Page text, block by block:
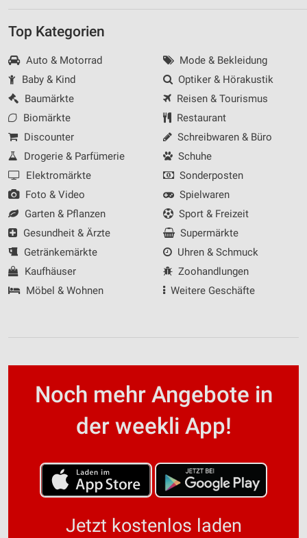
Top Kategorien
Auto & Motorrad
Baby & Kind
Baumärkte
Biomärkte
Discounter
Drogerie & Parfümerie
Elektromärkte
Foto & Video
Garten & Pflanzen
Gesundheit & Ärzte
Getränkemärkte
Kaufhäuser
Möbel & Wohnen
Mode & Bekleidung
Optiker & Hörakustik
Reisen & Tourismus
Restaurant
Schreibwaren & Büro
Schuhe
Sonderposten
Spielwaren
Sport & Freizeit
Supermärkte
Uhren & Schmuck
Zoohandlungen
Weitere Geschäfte
Noch mehr Angebote in
der weekli App!
Jetzt kostenlos laden